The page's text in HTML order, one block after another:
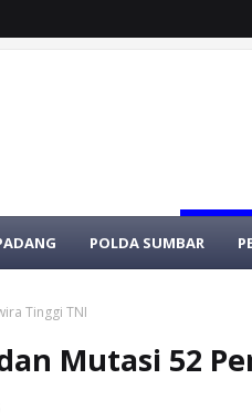
POLDA SUMBAR
Tinggi TNI
Mutasi 52